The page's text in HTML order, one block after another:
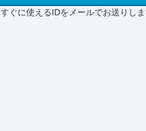
すぐに使えるIDをメールでお送りし